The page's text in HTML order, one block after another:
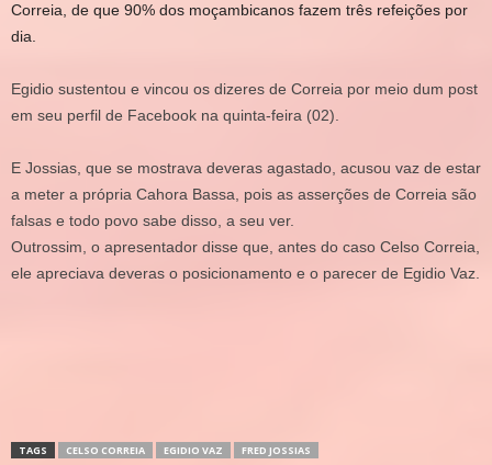
Correia, de que 90% dos moçambicanos fazem três refeições por
dia.
Egidio sustentou e vincou os dizeres de Correia por meio dum post
em seu perfil de Facebook na quinta-feira (02).
E Jossias, que se mostrava deveras agastado, acusou vaz de estar
a meter a própria Cahora Bassa, pois as asserções de Correia são
falsas e todo povo sabe disso, a seu ver.
Outrossim, o apresentador disse que, antes do caso Celso Correia,
ele apreciava deveras o posicionamento e o parecer de Egidio Vaz.
TAGS CELSO CORREIA EGIDIO VAZ FRED JOSSIAS